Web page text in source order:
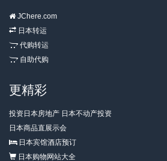
JChere.com
日本转运
代购转运
自助代购
更精彩
投资日本房地产 日本不动产投资
日本商品直展示会
日本宾馆酒店预订
日本购物网站大全